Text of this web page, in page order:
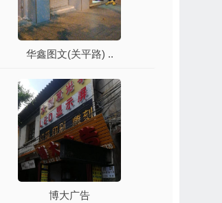
华鑫图文(关平路) ..
博大广告